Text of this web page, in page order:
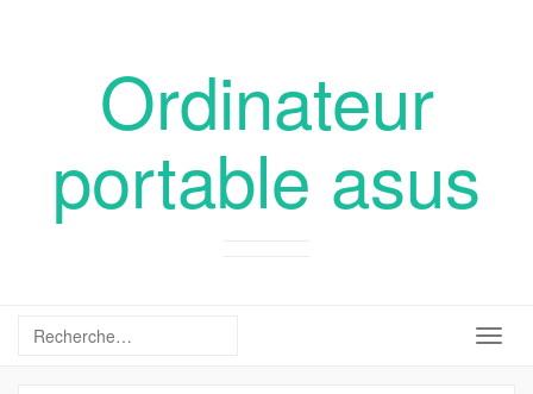
Ordinateur
portable asus